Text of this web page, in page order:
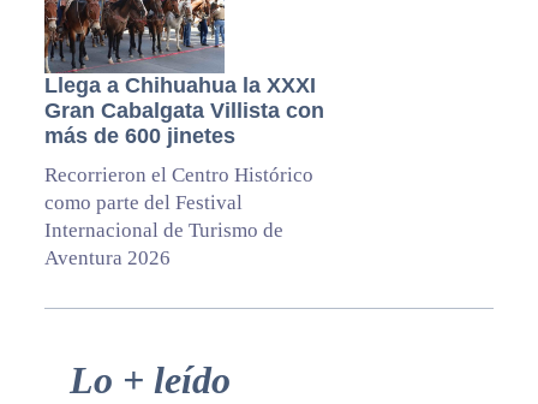
Llega a Chihuahua la XXXI
Gran Cabalgata Villista con
más de 600 jinetes
Recorrieron el Centro Histórico
como parte del Festival
Internacional de Turismo de
Aventura 2026
Primary
Lo + leído